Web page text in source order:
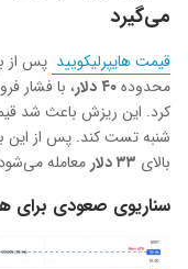
می‌گیرد
قیمت هایپرلیکویید
محدوده۴۰دلار
بالای ۳۳دلار معامله
سناریوی صعودی برای